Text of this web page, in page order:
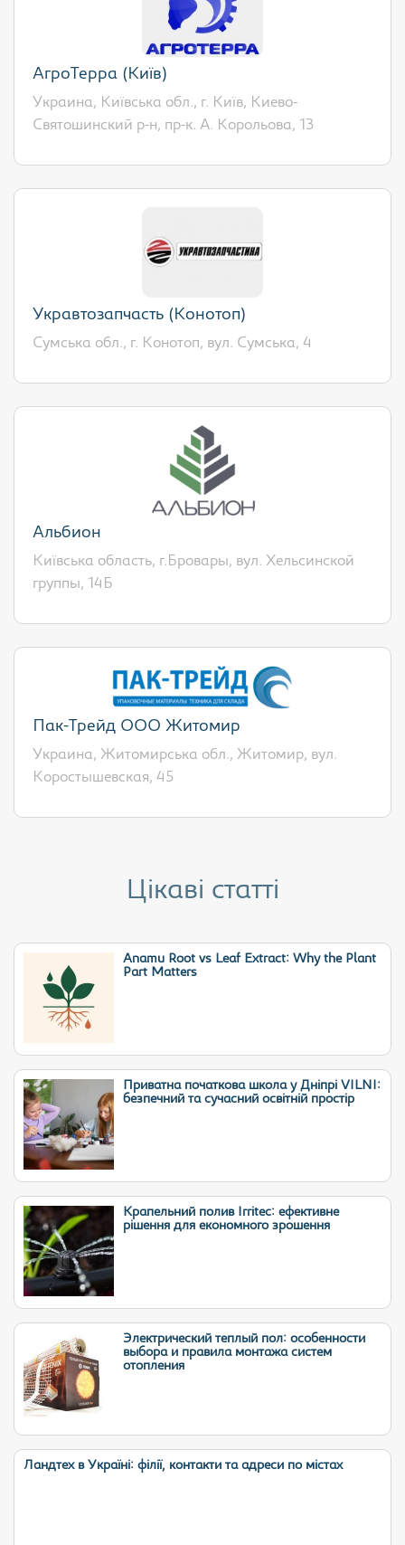
АгроТерра (Київ)
Украина, Київська обл., г. Київ, Киево-
Святошинский р-н, пр-к. А. Корольова, 13
Укравтозапчасть (Конотоп)
Сумська обл., г. Конотоп, вул. Сумська, 4
Альбион
Київська область, г.Бровары, вул. Хельсинской
группы, 14Б
Пак-Трейд ООО Житомир
Украина, Житомирська обл., Житомир, вул.
Коростышевская, 45
Цікаві статті
Anamu Root vs Leaf Extract: Why the Plant
Part Matters
Приватна початкова школа у Дніпрі VILNI:
безпечний та сучасний освітній простір
Крапельний полив Irritec: ефективне
рішення для економного зрошення
Электрический теплый пол: особенности
выбора и правила монтажа систем
отопления
Ландтех в Україні: філії, контакти та адреси по містах